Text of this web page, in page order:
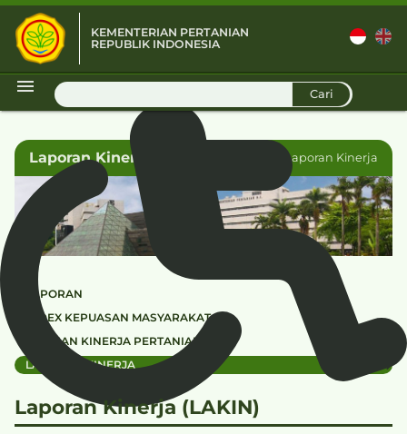
KEMENTERIAN PERTANIAN
REPUBLIK INDONESIA
Cari
D
Laporan Kinerja Laporan Kinerja
LAPORAN
INDEX KEPUASAN MASYARAKAT
CAPAIAN KINERJA PERTANIAN
LAPORAN KINERJA
Laporan Kinerja (LAKIN)